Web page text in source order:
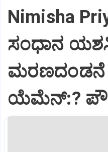
Nimisha
ಸಂಧಾನ
ಮರಣದಂಡನೆ
ಯೆಮೆನ್:?